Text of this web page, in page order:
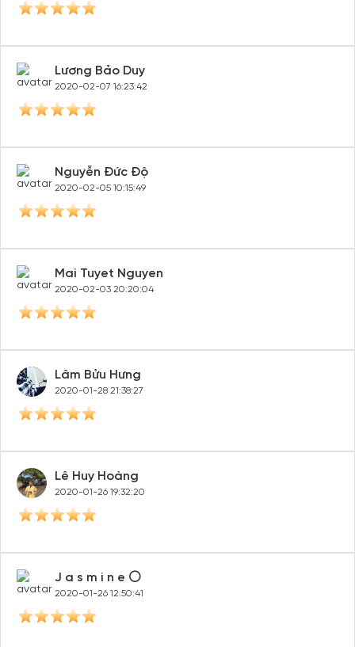
2020-02-22 09:34:16
Hân Hân
2020-02-21 10:55:51
Kho Cp
2020-02-12 12:13:01
Lương Bảo Duy
2020-02-07 16:23:42
Nguyễn Đức Độ
2020-02-05 10:15:49
Mai Tuyet Nguyen
2020-02-03 20:20:04
Lâm Bửu Hưng
2020-01-28 21:38:27